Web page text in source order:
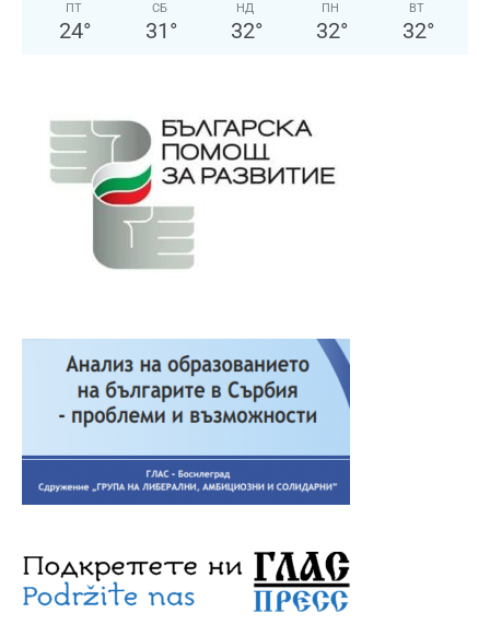
ПТ
24°
СБ
31 °
НД
32°
ПН
32°
ВТ
32°